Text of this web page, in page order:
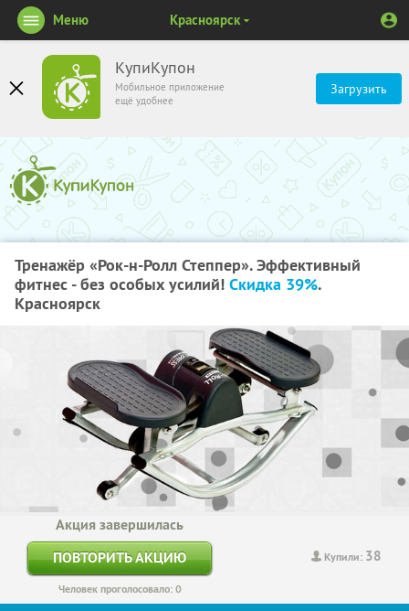
КупиКупон
Мобильное приложение
ещё удобнее
Загрузить
Меню Красноярск
Тренажёр «Рок-н-Ролл Степпер». Эффективный
фитнес - без особых усилий! Скидка 39%.
Красноярск
Купили: 38
Акция завершилась
ПОВТОРИТЬ АКЦИЮ
Человек проголосовало: 0